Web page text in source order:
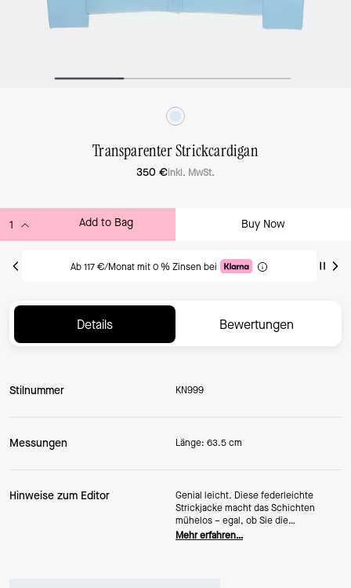
Transparenter Strickcardigan
350 €inkl. MwSt.
Add to Bag Buy Now
Ab 117 €/Monat mit 0 % Zinsen bei
Details Bewertungen
Stilnummer KN999
Messungen Länge: 63.5 cm
Hinweise zum Editor
Genial leicht. Diese federleichte
Strickjacke macht das Schichten
mühelos – egal, ob Sie die
Übergangszeit meistern oder der
Mehr erfahren…